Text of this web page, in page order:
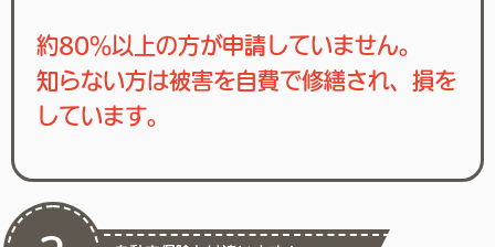
約80％以上の方が申請していません。
知らない方は被害を自費で修繕され、損を
しています。